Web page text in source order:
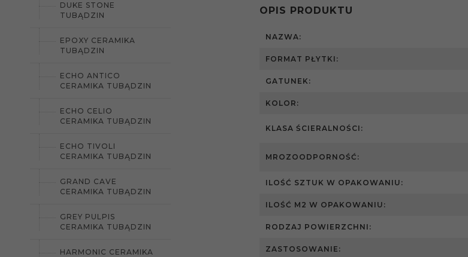
DUKE STONE
TUBĄDZIN
EPOXY CERAMIKA
TUBĄDZIN
ECHO ANTICO
CERAMIKA TUBĄDZIN
ECHO CELIO
CERAMIKA TUBĄDZIN
ECHO TIVOLI
CERAMIKA TUBĄDZIN
GRAND CAVE
CERAMIKA TUBĄDZIN
GREY PULPIS
CERAMIKA TUBĄDZIN
HARMONIC CERAMIKA
OPIS PRODUKTU
NAZWA:
FORMAT PŁYTKI:
GATUNEK:
KOLOR:
KLASA ŚCIERALNOŚCI:
MROZOODPORNOŚĆ:
ILOŚĆ SZTUK W OPAKOWANIU:
ILOŚĆ M2 W OPAKOWANIU:
RODZAJ POWIERZCHNI:
ZASTOSOWANIE: